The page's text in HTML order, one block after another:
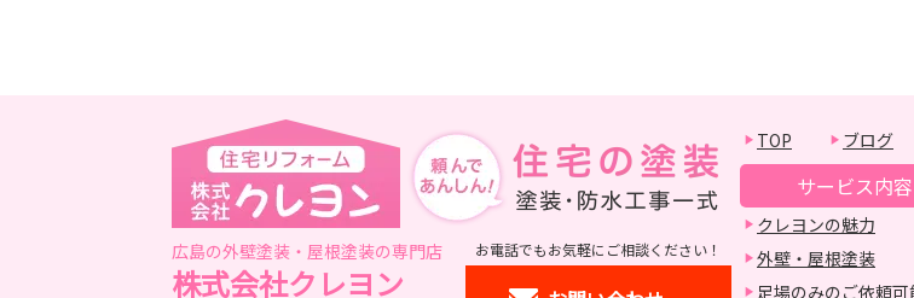
広島の外壁塗装・屋根塗装の専門店
株式会社クレヨン
お電話でもお気軽にご相談ください！
TOP ブログ
サービス内容
クレヨンの魅力
外壁・屋根塗装
足場のみのご依頼可